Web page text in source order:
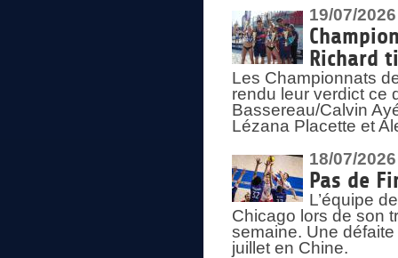
19/07/2026
Richard
Les Championnats
rendu leur verdict ce
Bassereau/Calvin
Lézana Placette et
18/07/2026
Pas de
L’équipe
Chicago lors de son
semaine. Une
juillet en Chine.